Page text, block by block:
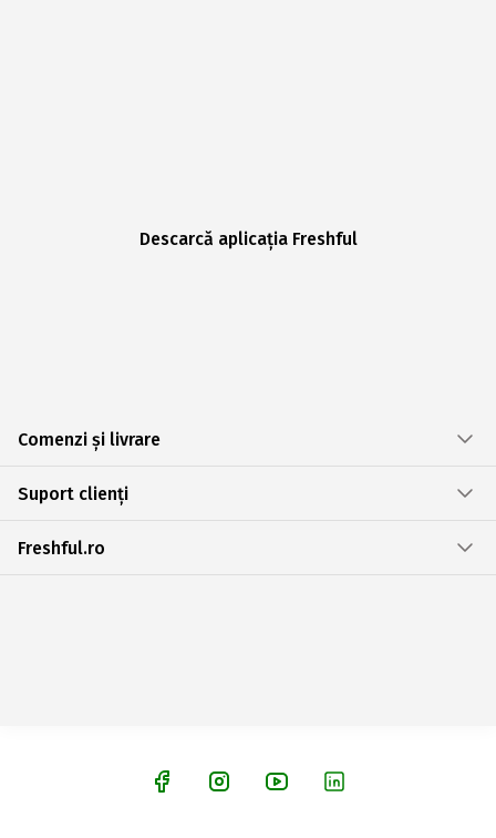
Descarcă aplicația Freshful
Comenzi și livrare
Suport clienți
Freshful.ro